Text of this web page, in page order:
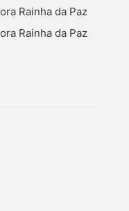
Rainha da Paz
Rainha da Paz